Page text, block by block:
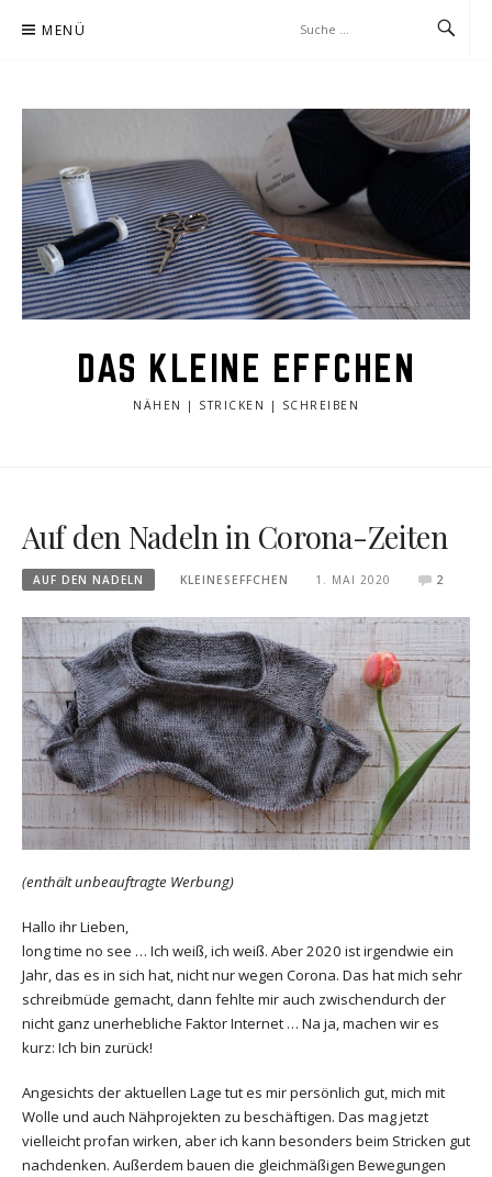
Inhalt MENÜ
DAS KLEINE EFFCHEN
NÄHEN | STRICKEN | SCHREIBEN
Auf den Nadeln in Corona-Zeiten
AUF DEN NADELN KLEINESEFFCHEN 1. MAI 2020 2
(enthält unbeauftragte Werbung)
Hallo ihr Lieben,
long time no see … Ich weiß, ich weiß. Aber 2020 ist irgendwie ein
Jahr, das es in sich hat, nicht nur wegen Corona. Das hat mich sehr
schreibmüde gemacht, dann fehlte mir auch zwischendurch der
nicht ganz unerhebliche Faktor Internet … Na ja, machen wir es
kurz: Ich bin zurück!
Angesichts der aktuellen Lage tut es mir persönlich gut, mich mit
Wolle und auch Nähprojekten zu beschäftigen. Das mag jetzt
vielleicht profan wirken, aber ich kann besonders beim Stricken gut
nachdenken. Außerdem bauen die gleichmäßigen Bewegungen